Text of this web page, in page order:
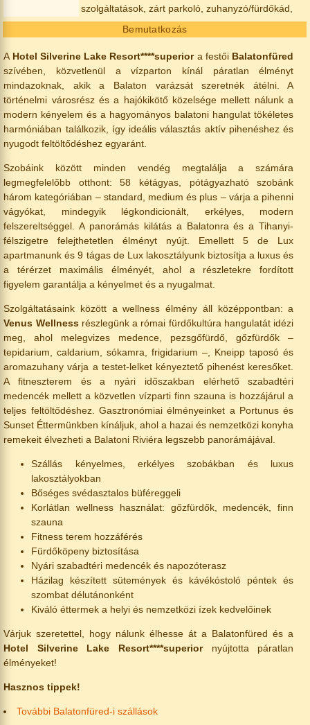
szolgáltatások, zárt parkoló, zuhanyzó/fürdőkád,
Bemutatkozás
A Hotel Silverine Lake Resort****superiora festői Balatonfüred
szívében, közvetlenül a vízparton kínál páratlan élményt
mindazoknak, akik a Balaton varázsát szeretnék átélni. A
történelmi városrész és a hajókikötő közelsége mellett nálunk a
modern kényelem és a hagyományos balatoni hangulat tökéletes
harmóniában találkozik, így ideális választás aktív pihenéshez és
nyugodt feltöltődéshez egyaránt.
Szobáink között minden vendég megtalálja a számára
legmegfelelőbb otthont: 58 kétágyas, pótágyazható szobánk
három kategóriában – standard, medium és plus – várja a pihenni
vágyókat, mindegyik légkondicionált, erkélyes, modern
felszereltséggel. A panorámás kilátás a Balatonra és a Tihanyi-
félszigetre felejthetetlen élményt nyújt. Emellett 5 de Lux
apartmanunk és 9 tágas de Lux lakosztályunk biztosítja a luxus és
a térérzet maximális élményét, ahol a részletekre fordított
figyelem garantálja a kényelmet és a nyugalmat.
Szolgáltatásaink között a wellness élmény áll középpontban: a
Venus Wellness részlegünk a római fürdőkultúra hangulatát idézi
meg, ahol melegvizes medence, pezsgőfürdő, gőzfürdők –
tepidarium, caldarium, sókamra, frigidarium –, Kneipp taposó és
aromazuhany várja a testet-lelket kényeztető pihenést keresőket.
A fitneszterem és a nyári időszakban elérhető szabadtéri
medencék mellett a közvetlen vízparti finn szauna is hozzájárul a
teljes feltöltődéshez. Gasztronómiai élményeinket a Portunus és
Sunset Éttermünkben kínáljuk, ahol a hazai és nemzetközi konyha
remekeit élvezheti a Balatoni Riviéra legszebb panorámájával.
Szállás kényelmes, erkélyes szobákban és luxus
lakosztályokban
Bőséges svédasztalos büféreggeli
Korlátlan wellness használat: gőzfürdők, medencék, finn
szauna
Fitness terem hozzáférés
Fürdőköpeny biztosítása
Nyári szabadtéri medencék és napozóterasz
Házilag készített sütemények és kávékóstoló péntek és
szombat délutánonként
Kiváló éttermek a helyi és nemzetközi ízek kedvelőinek
Várjuk szeretettel, hogy nálunk élhesse át a Balatonfüred és a
Hotel Silverine Lake Resort****superiornyújtotta páratlan
élményeket!
Hasznos tippek!
További Balatonfüred-i szállások